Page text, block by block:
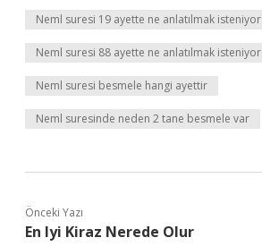
Neml suresi 19 ayette ne anlatılmak isteniyor
Neml suresi 88 ayette ne anlatılmak isteniyor
Neml suresi besmele hangi ayettir
Neml suresinde neden 2 tane besmele var
Önceki Yazı
En Iyi Kiraz Nerede Olur